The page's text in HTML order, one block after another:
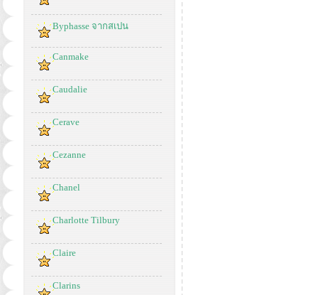
Byphasse จากสเปน
Canmake
Caudalie
Cerave
Cezanne
Chanel
Charlotte Tilbury
Claire
Clarins